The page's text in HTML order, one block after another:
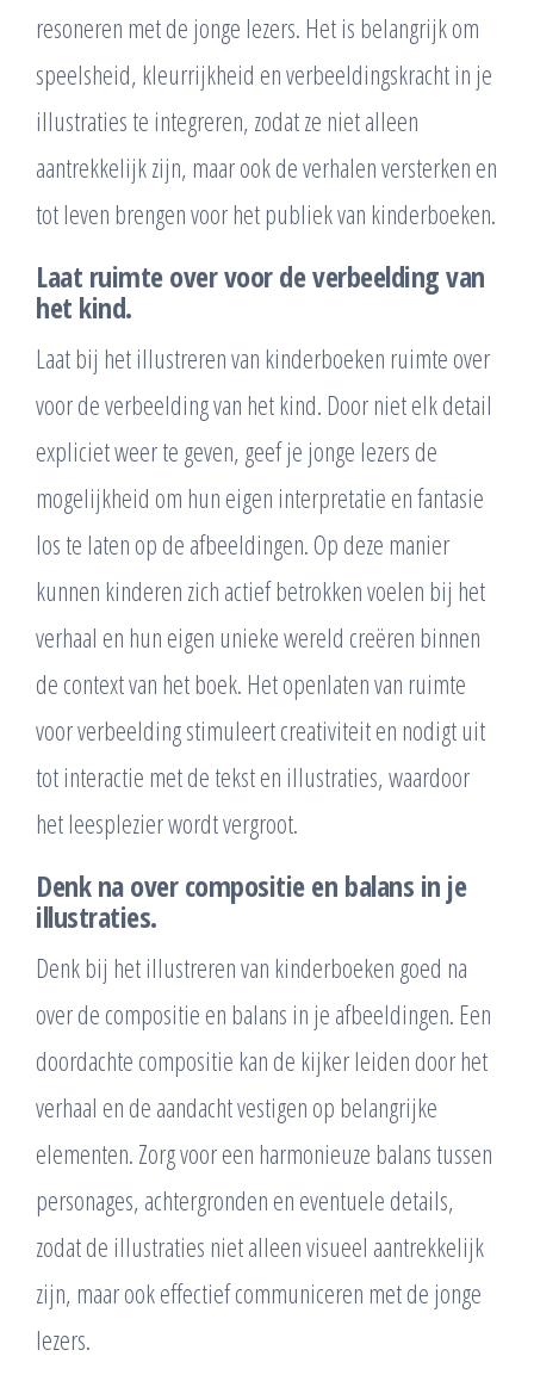
resoneren met de jonge lezers. Het is belangrijk om
speelsheid, kleurrijkheid en verbeeldingskracht in je
illustraties te integreren, zodat ze niet alleen
aantrekkelijk zijn, maar ook de verhalen versterken en
tot leven brengen voor het publiek van kinderboeken.
Laat ruimte over voor de verbeelding van
het kind.
Laat bij het illustreren van kinderboeken ruimte over
voor de verbeelding van het kind. Door niet elk detail
expliciet weer te geven, geef je jonge lezers de
mogelijkheid om hun eigen interpretatie en fantasie
los te laten op de afbeeldingen. Op deze manier
kunnen kinderen zich actief betrokken voelen bij het
verhaal en hun eigen unieke wereld creëren binnen
de context van het boek. Het openlaten van ruimte
voor verbeelding stimuleert creativiteit en nodigt uit
tot interactie met de tekst en illustraties, waardoor
het leesplezier wordt vergroot.
Denk na over compositie en balans in je
illustraties.
Denk bij het illustreren van kinderboeken goed na
over de compositie en balans in je afbeeldingen. Een
doordachte compositie kan de kijker leiden door het
verhaal en de aandacht vestigen op belangrijke
elementen. Zorg voor een harmonieuze balans tussen
personages, achtergronden en eventuele details,
zodat de illustraties niet alleen visueel aantrekkelijk
zijn, maar ook effectief communiceren met de jonge
lezers.